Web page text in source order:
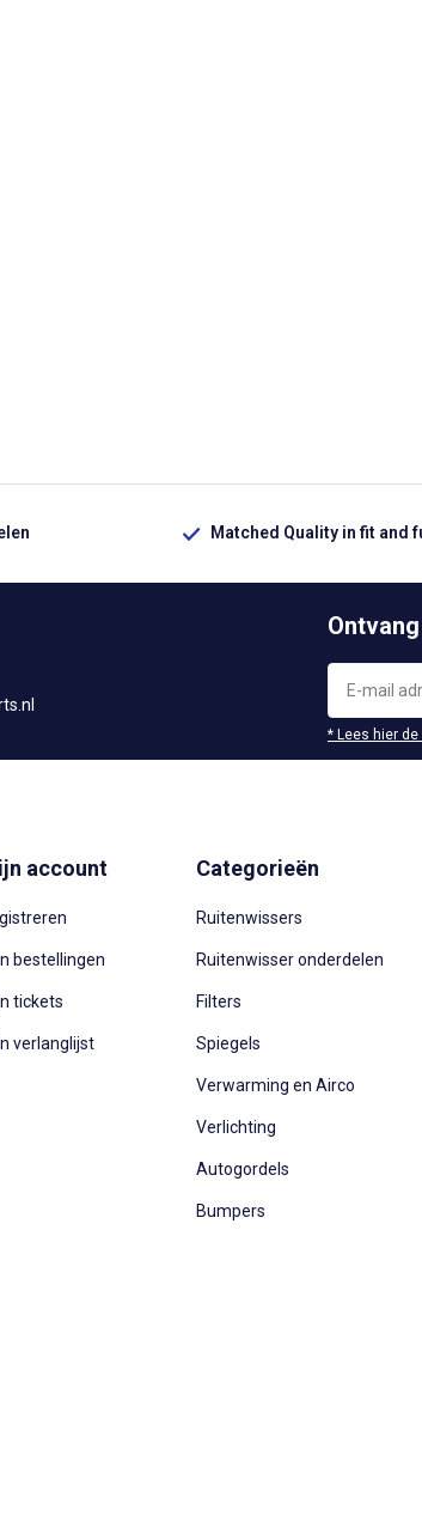
Matched Quality in fit and
* Lees hier
account
bestellingen
tickets
verlanglijst
Categorieën
Ruitenwissers
Ruitenwisser onderdelen
Filters
Spiegels
Verwarming en Airco
Verlichting
Autogordels
Bumpers